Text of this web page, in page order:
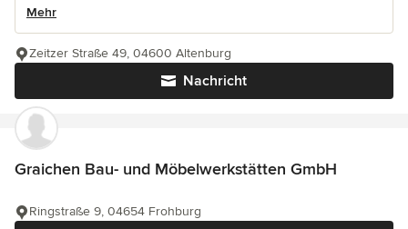
Mehr
Nachricht
Zeitzer Straße 49, 04600 Altenburg
Graichen Bau- und Möbelwerkstätten GmbH
Ringstraße 9, 04654 Frohburg